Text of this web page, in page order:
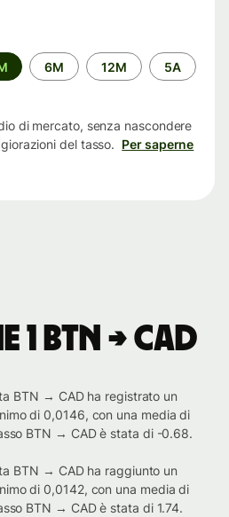
6M 12M 5A
di mercato, senza nascondere
del tasso. Per saperne
BTN → CAD
BTN → CAD ha registrato un
di 0,0146, con una media di
BTN → CAD è stata di -0.68.
BTN → CAD ha raggiunto un
di 0,0142, con una media di
BTN → CAD è stata di 1.74.